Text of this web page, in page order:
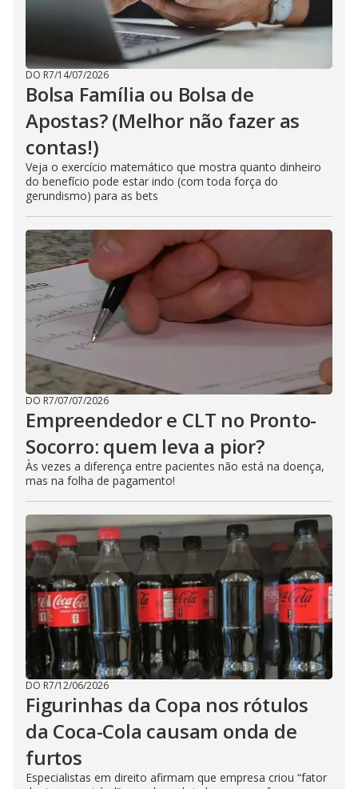
DO R7/14/07/2026
Bolsa Família ou Bolsa de
Apostas? (Melhor não fazer as
contas!)
Veja o exercício matemático que mostra quanto dinheiro
do benefício pode estar indo (com toda força do
gerundismo) para as bets
DO R7/07/07/2026
Empreendedor e CLT no Pronto-
Socorro: quem leva a pior?
Às vezes a diferença entre pacientes não está na doença,
mas na folha de pagamento!
DO R7/12/06/2026
Figurinhas da Copa nos rótulos
da Coca-Cola causam onda de
furtos
Especialistas em direito afirmam que empresa criou “fator